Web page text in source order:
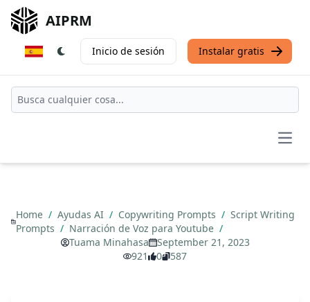
AIPRM
Inicio de sesión Instalar gratis
Home / Ayudas AI / Copywriting Prompts / Script Writing
Prompts / Narración de Voz para Youtube /
Tuama Minahasa
September 21, 2023
921
0 587